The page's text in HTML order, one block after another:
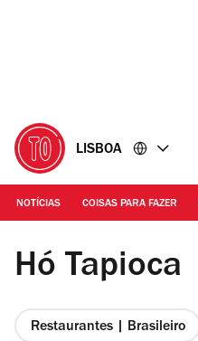
LISBOA
NOTÍCIAS COISAS PARA FAZER
Arlindo Camacho
Hó Tapioca
Restaurantes | Brasileiro